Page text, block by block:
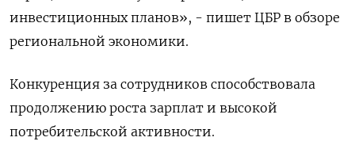
инвестиционных планов», - пишет ЦБР в обзоре
региональной экономики.
Конкуренция за сотрудников способствовала
продолжению роста зарплат и высокой
потребительской активности.